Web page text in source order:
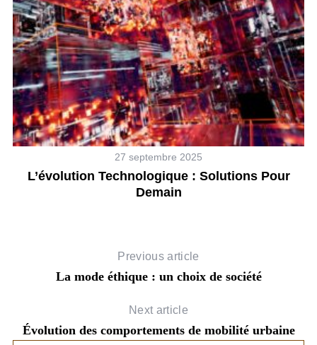
27 septembre 2025
L’évolution Technologique : Solutions Pour
Demain
Previous article
La mode éthique : un choix de société
Next article
Évolution des comportements de mobilité urbaine